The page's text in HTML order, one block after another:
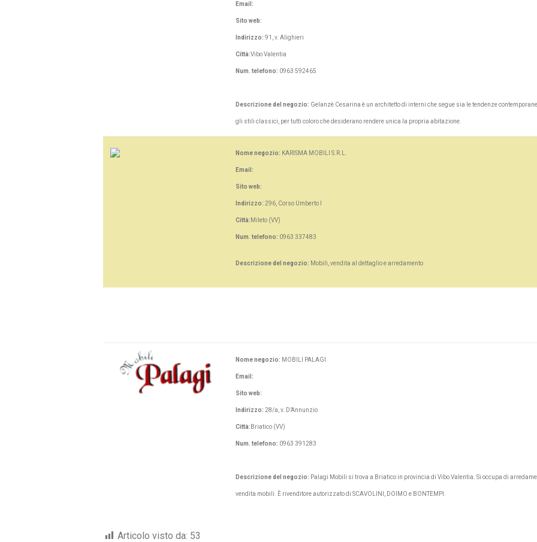
Email:
Sito web:
Indirizzo: 91, v. Alighieri
Città:Vibo Valentia
Num. telefono: 0963 592465
Descrizione del negozio: Gelanzè Cesarina è un architetto di interni che segue sia le tendenze
gli stili classici, per tutti coloro che desiderano rendere unica la propria abitazione.
Nome negozio: KARISMA MOBILI S.R.L.
Email:
Sito web:
Indirizzo: 296, Corso Umberto I
Città: Mileto (VV)
Num. telefono: 0963 337483
Descrizione del negozio: Mobili, vendita al dettaglio e arredamento
Nome negozio: MOBILI PALAGI
Email:
Sito web:
Indirizzo: 28/a, v. D’Annunzio
Città: Briatico (VV)
Num. telefono: 0963 391283
Descrizione del negozio: Palagi Mobili si trova a Briatico in provincia di Vibo Valentia. Si occupa di
vendita mobili. È rivenditore autorizzato di SCAVOLINI, DOIMO e BONTEMPI.
Articolo visto da: 53